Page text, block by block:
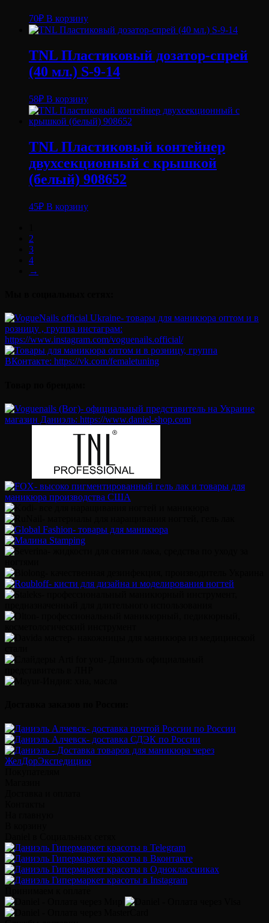
70₽ В корзину
TNL Пластиковый дозатор-спрей
(40 мл.) S-9-14
58₽ В корзину
TNL Пластиковый контейнер
двухсекционный с крышкой
(белый) 908652
45₽ В корзину
2
3
4
→